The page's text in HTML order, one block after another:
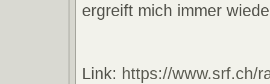
ergreift mich immer
Link: https://www.srf.ch/